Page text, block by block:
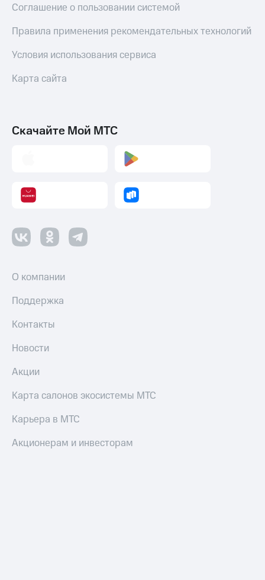
Соглашение о пользовании системой
Правила применения рекомендательных технологий
Условия использования сервиса
Карта сайта
Скачайте Мой МТС
О компании
Поддержка
Контакты
Новости
Акции
Карта салонов экосистемы МТС
Карьера в МТС
Акционерам и инвесторам